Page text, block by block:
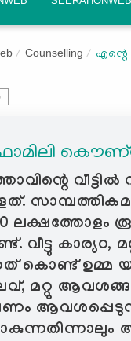
Counselling എന്റെ
ലക്ഷത്തോളം
വീട്ടു
കൊണ്ട് ഉമ്മ
മറ്റു